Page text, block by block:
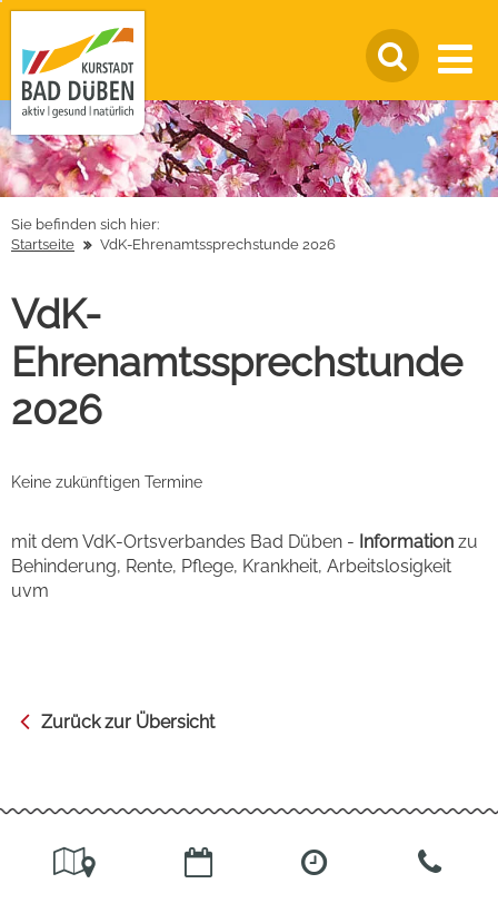
Sie befinden sich hier:
Startseite
VdK-Ehrenamtssprechstunde 2026
VdK-
Ehrenamtssprechstunde
2026
Keine zukünftigen Termine
mit dem VdK-Ortsverbandes Bad Düben - Information zu
Behinderung, Rente, Pflege, Krankheit, Arbeitslosigkeit
uvm
Zurück zur Übersicht